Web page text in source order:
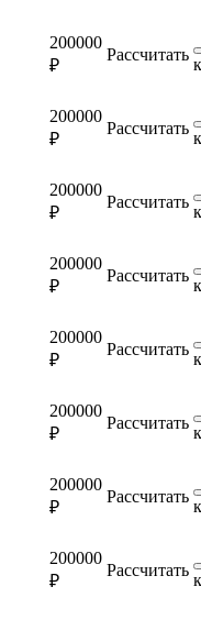
200000
₽
Рассчитать
200000
₽
Рассчитать
200000
₽
Рассчитать
200000
₽
Рассчитать
200000
₽
Рассчитать
200000
₽
Рассчитать
200000
₽
Рассчитать
200000
₽
Рассчитать